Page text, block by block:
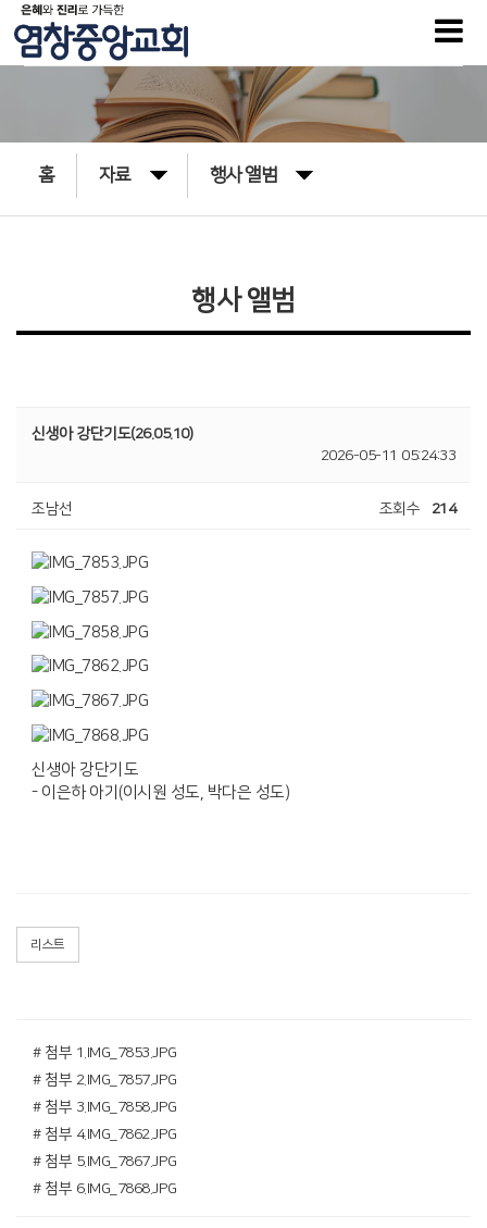
홈 자료 행사 앨범
행사 앨범
신생아 강단기도(26.05.10)
2026-05-11 05:24:33
조남선 조회수 214
신생아 강단기도
- 이은하 아기(이시원 성도, 박다은 성도)
리스트
# 첨부 1.IMG_7853.JPG
# 첨부 2.IMG_7857.JPG
# 첨부 3.IMG_7858.JPG
# 첨부 4.IMG_7862.JPG
# 첨부 5.IMG_7867.JPG
# 첨부 6.IMG_7868.JPG